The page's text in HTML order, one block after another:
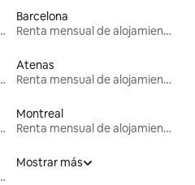
alojamientos
Barcelona
Renta mensual de alojamientos
alojamientos
Atenas
Renta mensual de alojamientos
alojamientos
Montreal
Renta mensual de alojamientos
alojamientos
Mostrar más